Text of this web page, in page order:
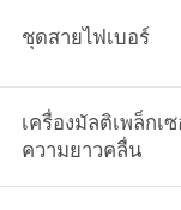
ชุดสายไฟเบอร์
เครื่องมัลติเพล็กเ
ความยาวคลื่น